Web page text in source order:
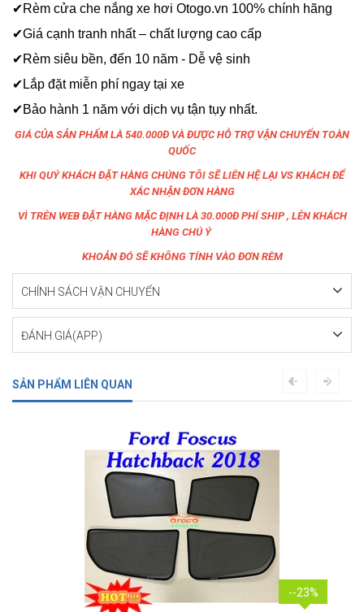
✔Rèm cửa che nắng xe hơi Otogo.vn 100% chính hãng
✔Giá cạnh tranh nhất – chất lượng cao cấp
✔Rèm siêu bền, đến 10 năm - Dễ vệ sinh
✔Lắp đặt miễn phí ngay tại xe
✔Bảo hành 1 năm với dịch vụ tận tụy nhất.
GIÁ CỦA SẢN PHẨM LÀ 540.000Đ VÀ ĐƯỢC HỖ TRỢ VẬN CHUYỂN TOÀN
QUỐC
KHI QUÝ KHÁCH ĐẶT HÀNG CHÚNG TÔI SẼ LIÊN HỆ LẠI VS KHÁCH ĐỂ
XÁC NHẬN ĐƠN HÀNG
VÌ TRÊN WEB ĐẶT HÀNG MẶC ĐỊNH LÀ 30.000Đ PHÍ SHIP , LÊN KHÁCH
HÀNG CHÚ Ý
KHOẢN ĐÓ SẼ KHÔNG TÍNH VÀO ĐƠN RÈM
CHÍNH SÁCH VẬN CHUYỂN
ĐÁNH GIÁ(APP)
SẢN PHẨM LIÊN QUAN
--23%